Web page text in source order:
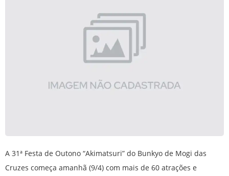
A 31ª Festa de Outono “Akimatsuri” do Bunkyo de Mogi das
Cruzes começa amanhã (9/4) com mais de 60 atrações e